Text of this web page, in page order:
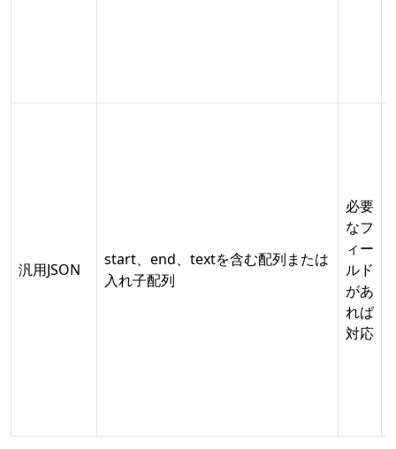
汎用JSON
start、end、textを含む配列または
入れ子配列
必要
なフ
ィー
ルド
があ
れば
対応